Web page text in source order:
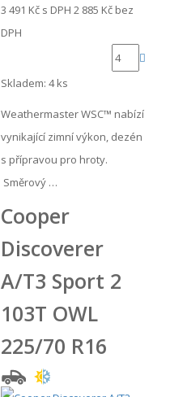
3 491 Kč s DPH 2 885 Kč bez
DPH
Skladem: 4 ks
Weathermaster WSC™ nabízí
vynikající zimní výkon, dezén
s přípravou pro hroty.
Směrový …
Cooper
Discoverer
A/T3 Sport 2
103T OWL
225/70 R16